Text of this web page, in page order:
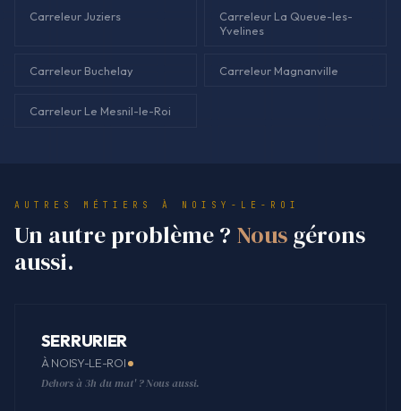
Carreleur Juziers
Carreleur La Queue-les-
Yvelines
Carreleur Buchelay Carreleur Magnanville
Carreleur Le Mesnil-le-Roi
AUTRES MÉTIERS À NOISY-LE-ROI
Un autre problème ? Nousgérons
aussi.
SERRURIER
À NOISY-LE-ROI
Dehors à 3h du mat' ? Nous aussi.